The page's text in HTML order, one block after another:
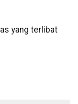
yang terlibat